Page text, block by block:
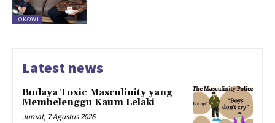
JOKOWI
Latest news
Budaya Toxic Masculinity yang
Membelenggu Kaum Lelaki
Jumat, 7 Agustus 2026